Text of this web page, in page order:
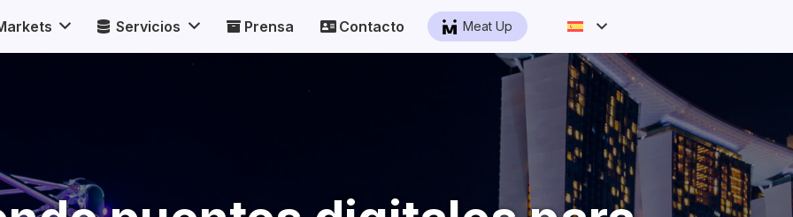
Servicios Prensa Contacto Meat Up